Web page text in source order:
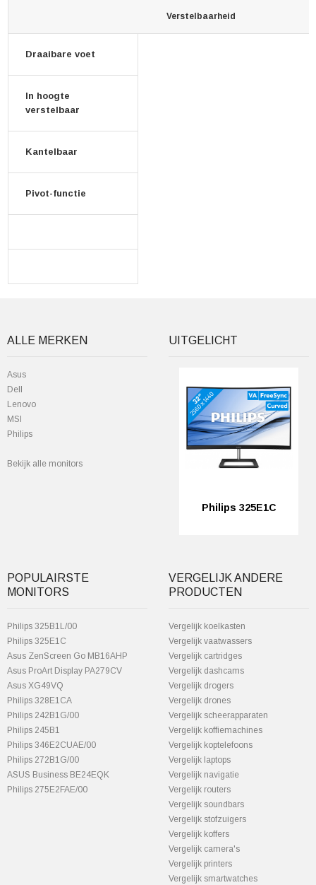
Verstelbaarheid
Draaibare voet
In hoogte
verstelbaar
Kantelbaar
Pivot-functie
ALLE MERKEN
Asus
Dell
Lenovo
MSI
Philips
Bekijk alle monitors
UITGELICHT
Philips 325E1C
POPULAIRSTE
MONITORS
Philips 325B1L/00
Philips 325E1C
Asus ZenScreen Go MB16AHP
Asus ProArt Display PA279CV
Asus XG49VQ
Philips 328E1CA
Philips 242B1G/00
Philips 245B1
Philips 346E2CUAE/00
Philips 272B1G/00
ASUS Business BE24EQK
Philips 275E2FAE/00
VERGELIJK ANDERE
PRODUCTEN
Vergelijk koelkasten
Vergelijk vaatwassers
Vergelijk cartridges
Vergelijk dashcams
Vergelijk drogers
Vergelijk drones
Vergelijk scheerapparaten
Vergelijk koffiemachines
Vergelijk koptelefoons
Vergelijk laptops
Vergelijk navigatie
Vergelijk routers
Vergelijk soundbars
Vergelijk stofzuigers
Vergelijk koffers
Vergelijk camera's
Vergelijk printers
Vergelijk smartwatches